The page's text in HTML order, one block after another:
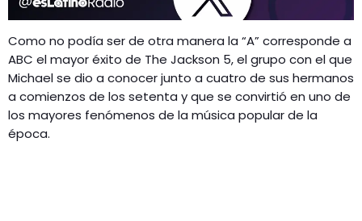
Como no podía ser de otra manera la “A” corresponde a
ABC el mayor éxito de The Jackson 5, el grupo con el que
Michael se dio a conocer junto a cuatro de sus hermanos
a comienzos de los setenta y que se convirtió en uno de
los mayores fenómenos de la música popular de la
época.